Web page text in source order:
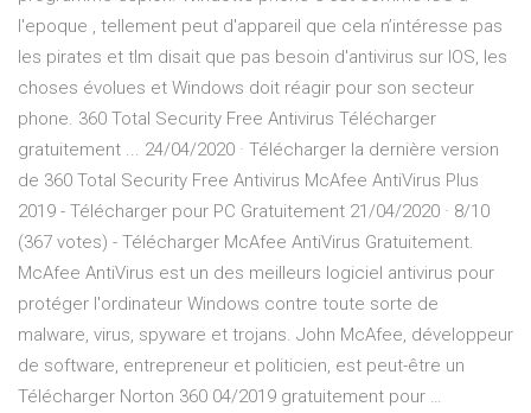
l'epoque , tellement peut d'appareil que cela n’intéresse pas
les pirates et tlm disait que pas besoin d'antivirus sur IOS, les
choses évolues et Windows doit réagir pour son secteur
phone. 360 Total Security Free Antivirus Télécharger
gratuitement ... 24/04/2020 · Télécharger la dernière version
de 360 Total Security Free Antivirus McAfee AntiVirus Plus
2019 - Télécharger pour PC Gratuitement 21/04/2020 · 8/10
(367 votes) - Télécharger McAfee AntiVirus Gratuitement.
McAfee AntiVirus est un des meilleurs logiciel antivirus pour
protéger l'ordinateur Windows contre toute sorte de
malware, virus, spyware et trojans. John McAfee, développeur
de software, entrepreneur et politicien, est peut-être un
Télécharger Norton 360 04/2019 gratuitement pour …